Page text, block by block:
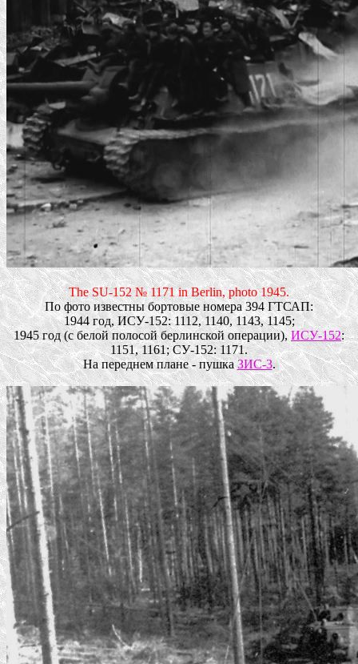
The SU-152 № 1171 in Berlin, photo 1945.
По фото известны бортовые номера 394 ГТСАП:
1944 год, ИСУ-152: 1112, 1140, 1143, 1145;
1945 год (с белой полосой берлинской операции),ИСУ-152:
1151, 1161; СУ-152: 1171.
На переднем плане - пушкаЗИС-3.